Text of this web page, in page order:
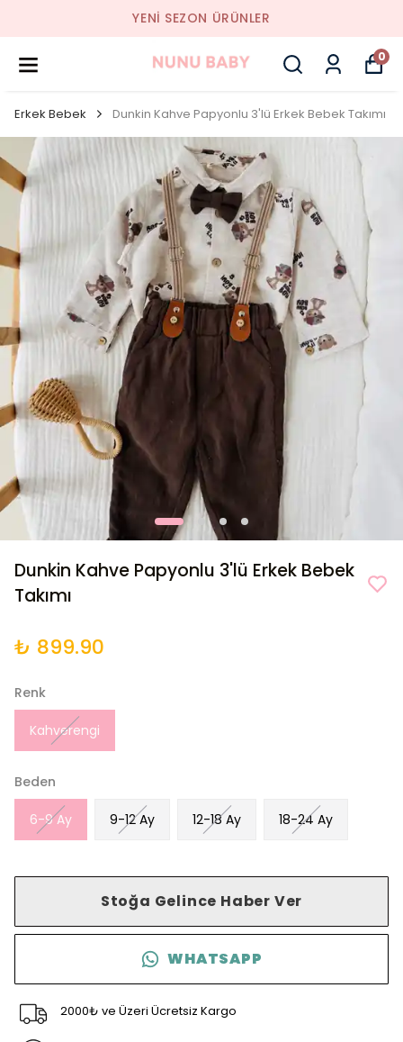
YENI SEZON ÜRÜNLER
0
Erkek Bebek Dunkin Kahve Papyonlu 3'lü Erkek Bebek Takımı
Dunkin Kahve Papyonlu 3'lü Erkek Bebek
Takımı
₺ 899.90
Renk
Kahverengi
Beden
6-9 Ay 9-12 Ay 12-18 Ay 18-24 Ay
Stoğa Gelince Haber Ver
WHATSAPP
2000₺ ve Üzeri Ücretsiz Kargo